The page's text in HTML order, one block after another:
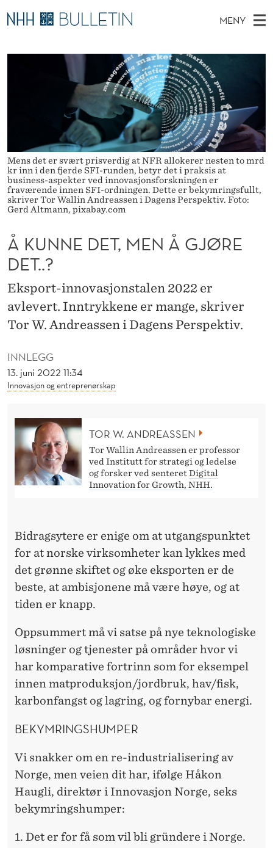
Å
K
U
E
T
M
E
N
Å
G
Ø
R
MENY
O
N
Y
Ø
T
Stipendiater og nye forskerprofiler
Ekspertutvalg
Om Bulletin
Mens det er svært prisverdig at NFR allokerer nesten to mrd
kr inn i den fjerde SFI-runden, betyr det i praksis at
business-aspekter ved innovasjonsforskningen er
fraværende innen SFI-ordningen. Dette er bekymringsfullt,
skriver Tor Wallin Andreassen i Dagens Perspektiv. Foto:
Gerd Altmann, pixabay.com
INNLEGG
13. juni 2022 11:34
Innovasjon og entreprenørskap
Å KUNNE DET, MEN Å GJØRE
DET..?
Eksport-innovasjonstalen 2022 er
avlevert. Inntrykkene er mange, skriver
Tor W. Andreassen i Dagens Perspektiv.
TOR W. ANDREASSEN
Tor Wallin Andreassen er professor
ved Institutt for strategi og ledelse
og forsker ved senteretDigital
Innovation for Growth, NHH.
Bidragsytere er enige om at utgangspunktet
for at norske virksomheter kan lykkes med
det grønne skiftet og øke eksporten er de
beste, at ambisjonene må være høye, og at
tiden er knapp.
Oppsummert må vi satse på nye teknologiske
løsninger og tjenester på områder hvor vi
har komparative fortrinn som for eksempel
innen matproduksjon/jordbruk, hav/fisk,
karbonfangst og lagring, og fornybar energi.
BEKYMRINGSHUMPER
Vi snakker om en re-industrialisering av
Norge, men veien dit har, ifølge Håkon
Haugli, direktør i Innovasjon Norge, seks
bekymringshumper:
Det er for få som vil bli gründere i Norge.